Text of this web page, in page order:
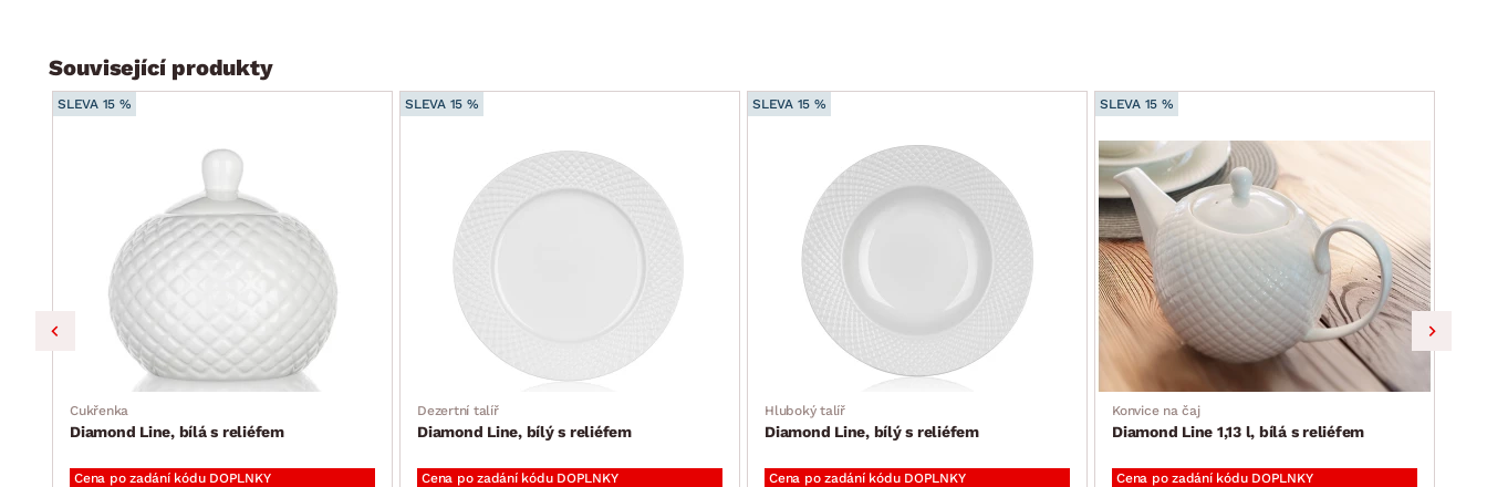
Související produkty
SLEVA 15 %
Cukřenka
Diamond Line, bílá s reliéfem
Cena po zadání kódu DOPLNKY
SLEVA 15 %
Dezertní talíř
Diamond Line, bílý s reliéfem
Cena po zadání kódu DOPLNKY
SLEVA 15 %
Hluboký talíř
Diamond Line, bílý s reliéfem
Cena po zadání kódu DOPLNKY
SLEVA 15 %
Konvice na čaj
Diamond Line 1,13 l, bílá s reliéfem
Cena po zadání kódu DOPLNKY